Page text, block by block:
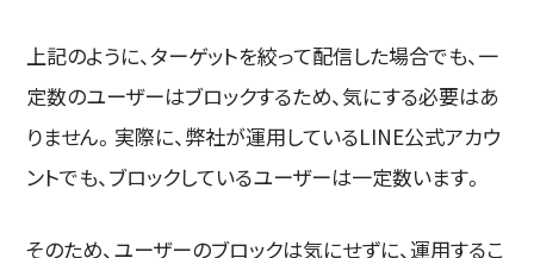
上記のように、ターゲットを絞って配信した場合でも、一
定数のユーザーはブロックするため、気にする必要はあ
りません。実際に、弊社が運用しているLINE公式アカウ
ントでも、ブロックしているユーザーは一定数います。
そのため、ユーザーのブロックは気にせずに、運用するこ